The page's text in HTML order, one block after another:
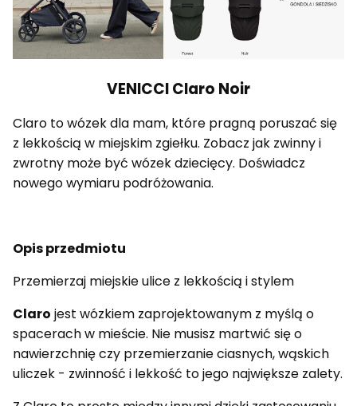
VENICCI Claro Noir
Claro to wózek dla mam, które pragną poruszać się
z lekkością w miejskim zgiełku. Zobacz jak zwinny i
zwrotny może być wózek dziecięcy. Doświadcz
nowego wymiaru podróżowania.
Opis przedmiotu
Przemierzaj miejskie ulice z lekkością i stylem
Claro jest wózkiem zaprojektowanym z myślą o
spacerach w mieście. Nie musisz martwić się o
nawierzchnię czy przemierzanie ciasnych, wąskich
uliczek - zwinność i lekkość to jego największe zalety.